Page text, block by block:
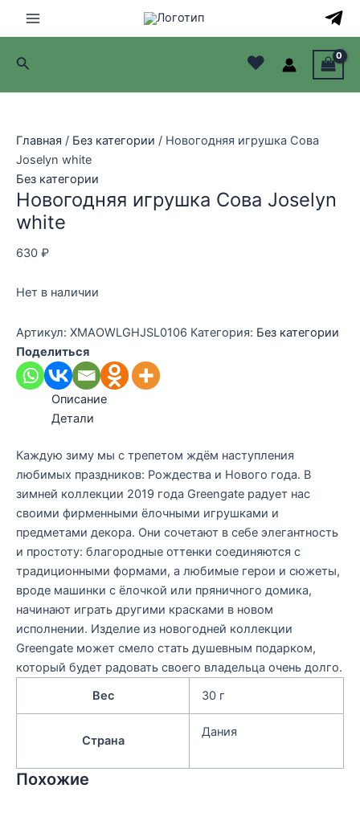
Main
Menu
Поиск ♥
Главная / Без категории / Новогодняя игрушка Сова
Joselyn white
Без категории
Новогодняя игрушка Сова Joselyn
white
630 ₽
Нет в наличии
Артикул: XMAOWLGHJSL0106 Категория: Без категории
Поделиться
Описание
Детали
Каждую зиму мы с трепетом ждём наступления
любимых праздников: Рождества и Нового года. В
зимней коллекции 2019 года Greengate радует нас
своими фирменными ёлочными игрушками и
предметами декора. Они сочетают в себе элегантность
и простоту: благородные оттенки соединяются с
традиционными формами, а любимые герои и сюжеты,
вроде машинки с ёлочкой или пряничного домика,
начинают играть другими красками в новом
исполнении. Изделие из новогодней коллекции
Greengate может смело стать душевным подарком,
который будет радовать своего владельца очень долго.
Вес
30 г
Страна
Дания
Похожие